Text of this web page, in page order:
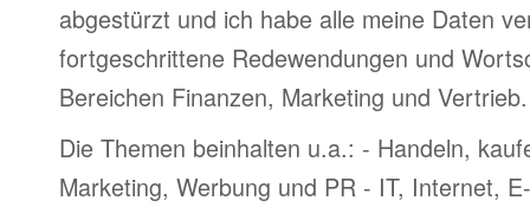
abgestürzt und ich habe alle meine Daten
fortgeschrittene Redewendungen und
Bereichen Finanzen, Marketing und Vertrieb.
Die Themen beinhalten u.a.: - Handeln,
Marketing, Werbung und PR - IT, Internet,